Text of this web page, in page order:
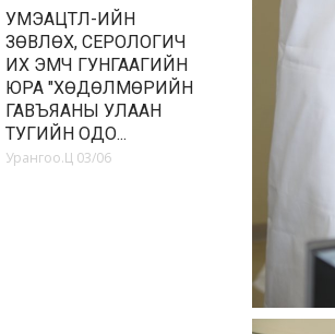
УМЭАЦТЛ-ИЙН
ЗӨВЛӨХ, СЕРОЛОГИЧ
ИХ ЭМЧ ГУНГААГИЙН
ЮРА "ХӨДӨЛМӨРИЙН
ГАВЪЯАНЫ УЛААН
ТУГИЙН ОДО...
Урангоо.Ц 03/06